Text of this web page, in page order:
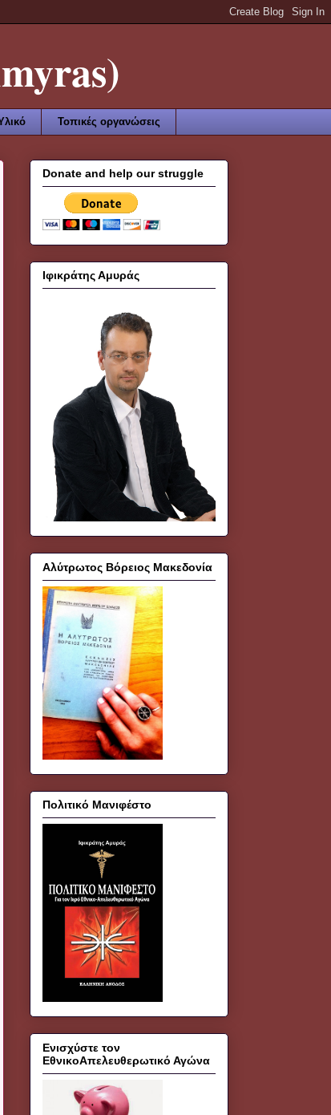
Τοπικές οργανώσεις
Donate and help our struggle
Ιφικράτης Αμυράς
Αλύτρωτος Βόρειος Μακεδονία
Πολιτικό Μανιφέστο
Ενισχύστε τον
ΕθνικοΑπελευθερωτικό Αγώνα